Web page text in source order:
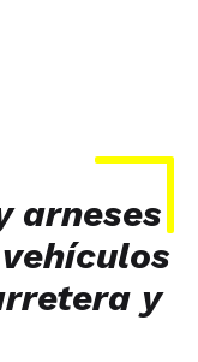
arneses
y